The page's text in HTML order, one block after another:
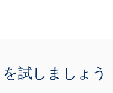
試しましょう